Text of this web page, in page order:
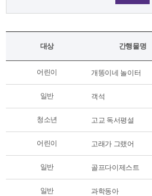
대상 간행물명
어린이 개똥이네 놀이터
일반 객석
청소년 고교 독서평설
어린이 고래가 그랬어
일반 골프다이제스트
일반 과학동아